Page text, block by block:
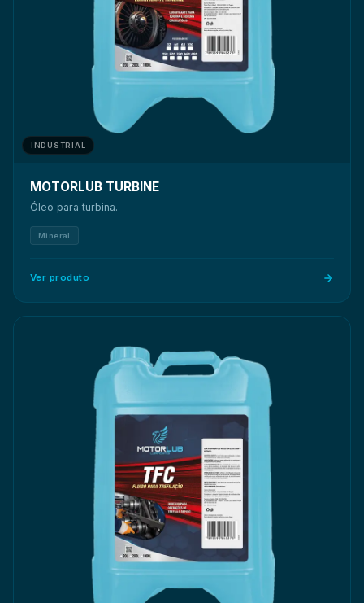
INDUSTRIAL
MOTORLUB TURBINE
Óleo para turbina.
Mineral
Ver produto